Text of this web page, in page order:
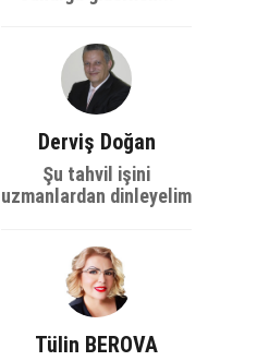
Derviş Doğan
Şu tahvil işini
uzmanlardan dinleyelim
Tülin BEROVA